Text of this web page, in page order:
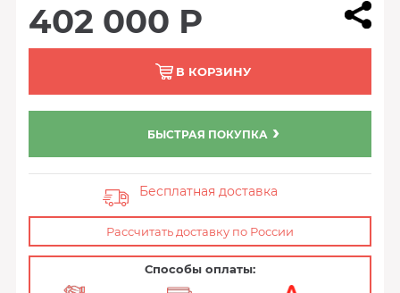
402 000 Р
В КОРЗИНУ
БЫСТРАЯ ПОКУПКА
Бесплатная доставка
Рассчитать доставку по России
Способы оплаты: